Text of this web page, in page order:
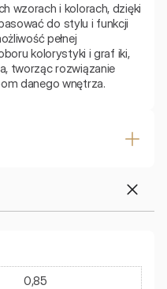
wzorach i kolorach, dzięki
do stylu i funkcji
pełnej
kolorystyki i graf iki,
tworząc rozwiązanie
danego wnętrza.
0,85